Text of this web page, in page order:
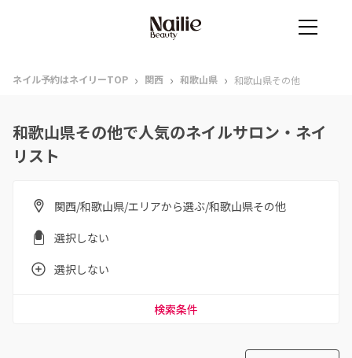
ネイル予約はネイリーTOP › 関西 › 和歌山県 › 和歌山県その他
和歌山県その他で人気のネイルサロン・ネイ
リスト
関西/和歌山県/エリアから選ぶ/和歌山県その他
選択しない
選択しない
検索条件